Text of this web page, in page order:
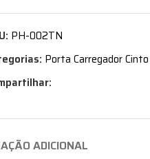
PH-002TN
Porta Carregador Cinto
ADICIONAL